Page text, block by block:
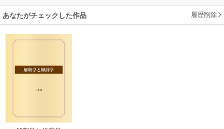
あなたがチェックした作品 履歴削除